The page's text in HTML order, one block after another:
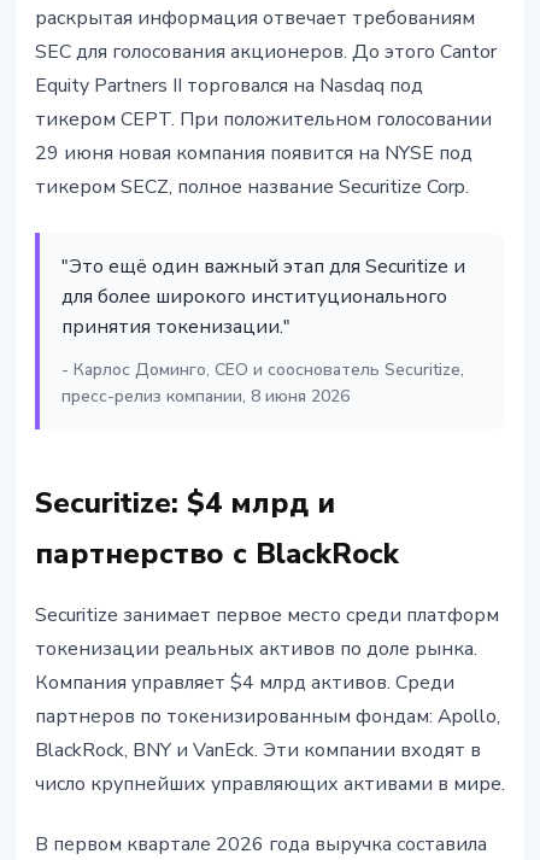
раскрытая информация отвечает требованиям
SEC для голосования акционеров. До этого Cantor
Equity Partners II торговался на Nasdaq под
тикером CEPT. При положительном голосовании
29 июня новая компания появится на NYSE под
тикером SECZ, полное название Securitize Corp.
"Это ещё один важный этап для Securitize и
для более широкого институционального
принятия токенизации."
- Карлос Доминго, CEO и сооснователь Securitize,
пресс-релиз компании, 8 июня 2026
Securitize: $4 млрд и
партнерство с BlackRock
Securitize занимает первое место среди платформ
токенизации реальных активов по доле рынка.
Компания управляет $4 млрд активов. Среди
партнеров по токенизированным фондам: Apollo,
BlackRock, BNY и VanEck. Эти компании входят в
число крупнейших управляющих активами в мире.
В первом квартале 2026 года выручка составила